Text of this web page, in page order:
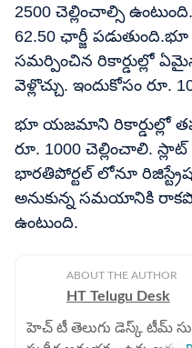
2500 చెల్లించాల్సి
62.50 ఛార్జీ
సమర్పించిన రికార్డుల్లో
వెళ్లొచ్చు. ఇందుకోసం రూ.
భూ యజమాని రికార్డుల్లో
రూ. 1000 చెల్లించాలి.
భారతిపోర్టల్ లోనూ
అనుకున్న సమయానికి
ఉంటుంది.
ABOUT THE AUTHOR
HT Telugu Desk
హెచ్ టీ తెలుగు డెస్క్ టీమ్